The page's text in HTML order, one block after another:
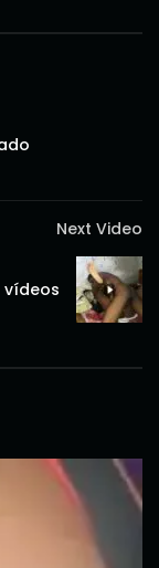
Next Video
vídeos